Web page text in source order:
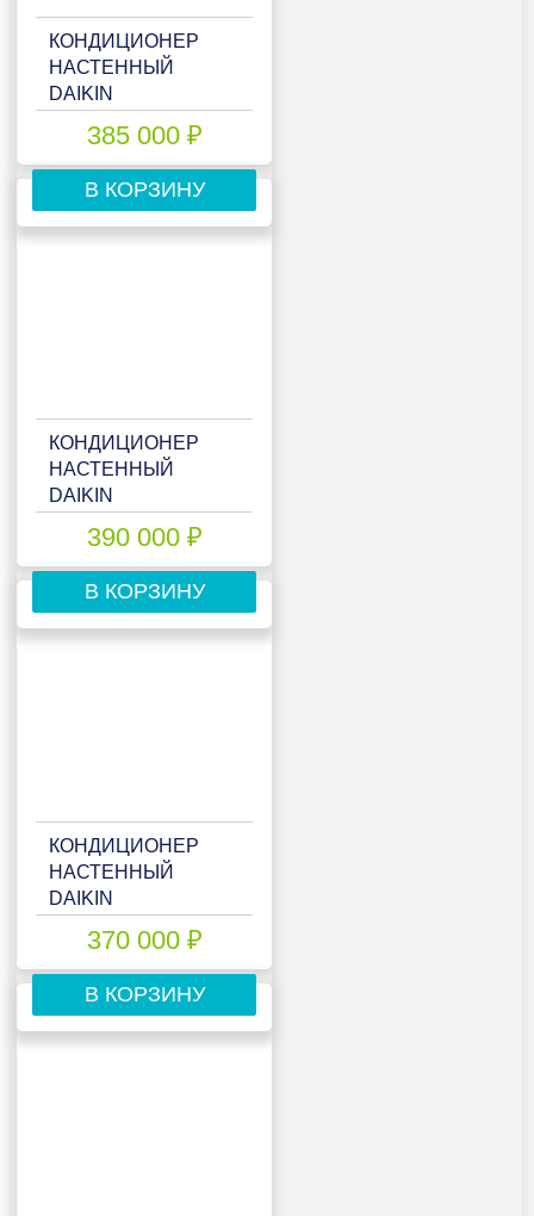
КОНДИЦИОНЕР
НАСТЕННЫЙ
DAIKIN
385 000 ₽
В КОРЗИНУ
КОНДИЦИОНЕР
НАСТЕННЫЙ
DAIKIN
390 000 ₽
В КОРЗИНУ
КОНДИЦИОНЕР
НАСТЕННЫЙ
DAIKIN
370 000 ₽
В КОРЗИНУ